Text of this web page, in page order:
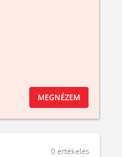
MEGNÉZEM
0 értékelés